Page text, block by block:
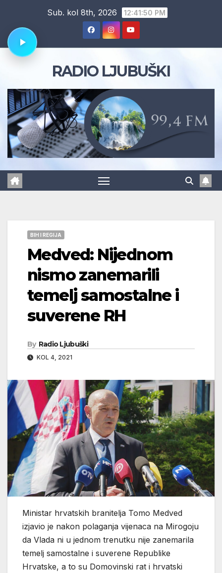
content
Sub. kol 8th, 2026 12:41:51 PM
RADIO LJUBUŠKI
BIH I REGIJA
Medved: Nijednom
nismo zanemarili
temelj samostalne i
suverene RH
By Radio Ljubuški
KOL 4, 2021
Ministar hrvatskih branitelja Tomo Medved
izjavio je nakon polaganja vijenaca na Mirogoju
da Vlada ni u jednom trenutku nije zanemarila
temelj samostalne i suverene Republike
Hrvatske, a to su Domovinski rat i hrvatski